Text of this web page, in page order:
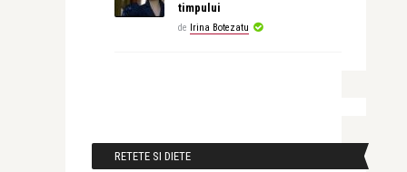
timpului
de Irina Botezatu
RETETE SI DIETE